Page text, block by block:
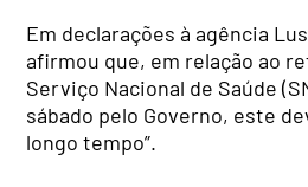
Em declarações à agência
afirmou que, em relação ao
Serviço Nacional de Saúde
sábado pelo Governo, este
longo tempo”.